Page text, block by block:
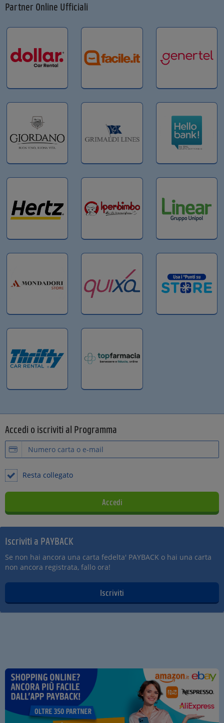
Partner Online Ufficiali
Accedi o iscriviti al Programma
Resta collegato
Iscriviti a PAYBACK
Se non hai ancora una carta fedelta' PAYBACK o hai una carta
non ancora registrata, fallo ora!
Iscriviti